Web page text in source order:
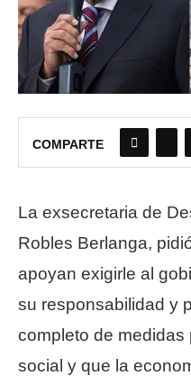
COMPARTE
La exsecretaria de
Robles Berlanga,
apoyan exigirle al
su responsabilidad y
completo de medidas
social y que la